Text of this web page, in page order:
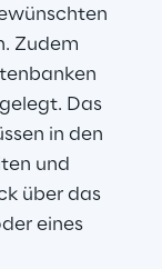
Zudem
Das
in den
und
über das
eines